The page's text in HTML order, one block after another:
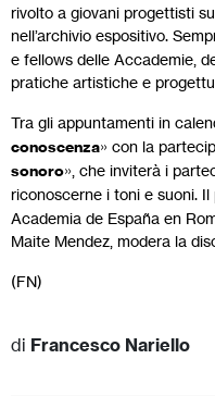
rivolto a giovani progettisti
nell’archivio espositivo.
e fellows delle Accademie,
pratiche artistiche e
Tra gli appuntamenti in
conoscenza» con la
sonoro», che inviterà i
riconoscerne i toni e suoni.
Academia de España en
Maite Mendez, modera la
(FN)
di Francesco Nariello